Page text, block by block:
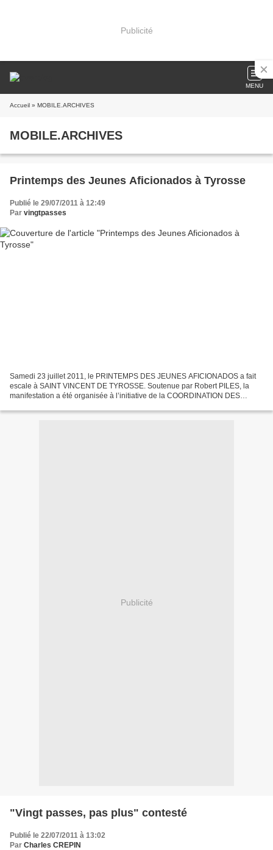
Publicité
MENU
Accueil » MOBILE.ARCHIVES
MOBILE.ARCHIVES
Printemps des Jeunes Aficionados à Tyrosse
Publié le 29/07/2011 à 12:49
Par vingtpasses
Samedi 23 juillet 2011, le PRINTEMPS DES JEUNES AFICIONADOS a fait
escale à SAINT VINCENT DE TYROSSE. Soutenue par Robert PILES, la
manifestation a été organisée à l’initiative de la COORDINATION DES
Publicité
"Vingt passes, pas plus" contesté
Publié le 22/07/2011 à 13:02
Par Charles CREPIN